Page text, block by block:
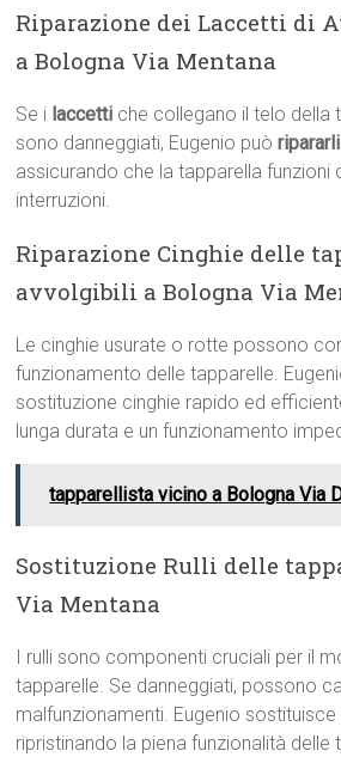
Riparazione dei Laccetti di
a Bologna Via Mentana
Se i laccetti che collegano il telo della
sono danneggiati, Eugenio può
assicurando che la tapparella
interruzioni.
Riparazione Cinghie delle
avvolgibili a Bologna Via
Le cinghie usurate o rotte possono
funzionamento delle tapparelle.
sostituzione cinghie rapido ed
lunga durata e un funzionamento
tapparellista vicino a Bologna Via
Sostituzione Rulli delle
Via Mentana
I rulli sono componenti cruciali per il
tapparelle. Se danneggiati, possono
malfunzionamenti. Eugenio sostituisce
ripristinando la piena funzionalità delle